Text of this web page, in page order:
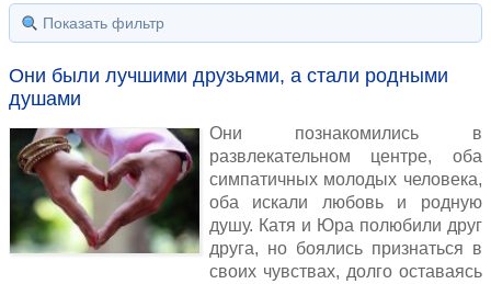
Показать фильтр
Они были лучшими друзьями, а стали родными
душами
Они познакомились в
развлекательном центре, оба
симпатичных молодых человека,
оба искали любовь и родную
душу. Катя и Юра полюбили друг
друга, но боялись признаться в
своих чувствах, долго оставаясь